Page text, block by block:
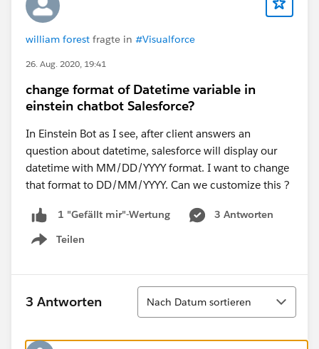
william forest fragte in #Visualforce
26. Aug. 2020, 19:41
change format of Datetime variable in
einstein chatbot Salesforce?
In Einstein Bot as I see, after client answers an
question about datetime, salesforce will display our
datetime with MM/DD/YYYY format. I want to change
that format to DD/MM/YYYY. Can we customize this ?
1 "Gefällt mir"-Wertung
3 Antworten
Teilen
Show menu
3 Antworten
Sortieren
Nach Datum sortieren